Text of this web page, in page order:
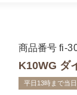
商品番号 fi-
K10WG ダ
平日13時まで当